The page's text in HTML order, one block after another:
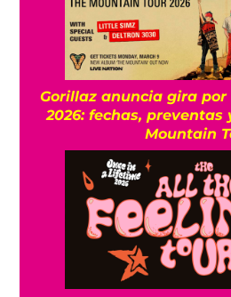
Gorillaz anuncia gira
2026: fechas, preventas
Mountain